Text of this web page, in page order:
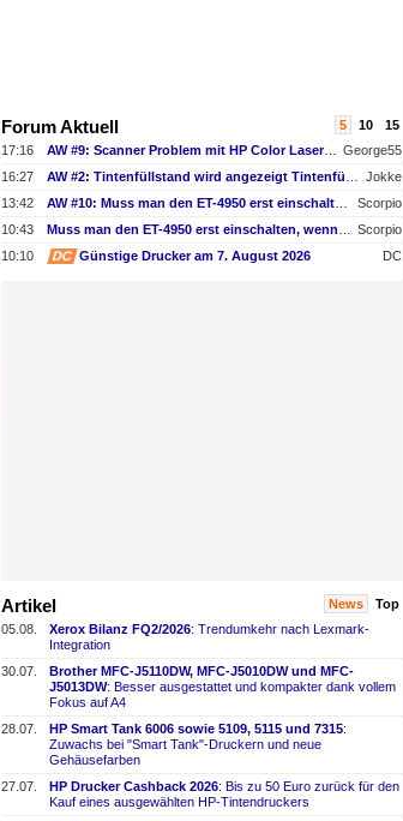
Forum Aktuell 5 10
15
17:16
AW #9: Scanner Problem mit HP Color Laserjet Pro MFP M479fdw
George55
16:27
Jokke
13:42
Scorpio
10:43
Scorpio
10:10
DC Günstige Drucker am 7. August 2026 DC
Artikel News
Top
05.08.
Xerox Bilanz FQ2/2026: Trendumkehr nach Lexmark-
Integration
30.07.
Brother MFC-​J5110DW, MFC-​J5010DW und MFC-
J5013DW: Besser ausgestattet und kompakter dank vollem
Fokus auf A4
28.07.
HP Smart Tank 6006 sowie 5109, 5115 und 7315:
Zuwachs bei "Smart Tank"-​Druckern und neue
Gehäusefarben
27.07.
HP Drucker Cashback 2026: Bis zu 50 Euro zurück für den
Kauf eines ausgewählten HP-​Tintendruckers